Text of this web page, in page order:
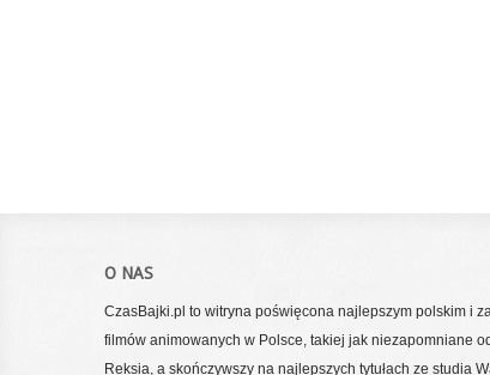
O NAS
CzasBajki.pl to witryna poświęcona najlepszym polskim i
filmów animowanych w Polsce, takiej jak niezapomniane
Reksia, a skończywszy na najlepszych tytułach ze studia